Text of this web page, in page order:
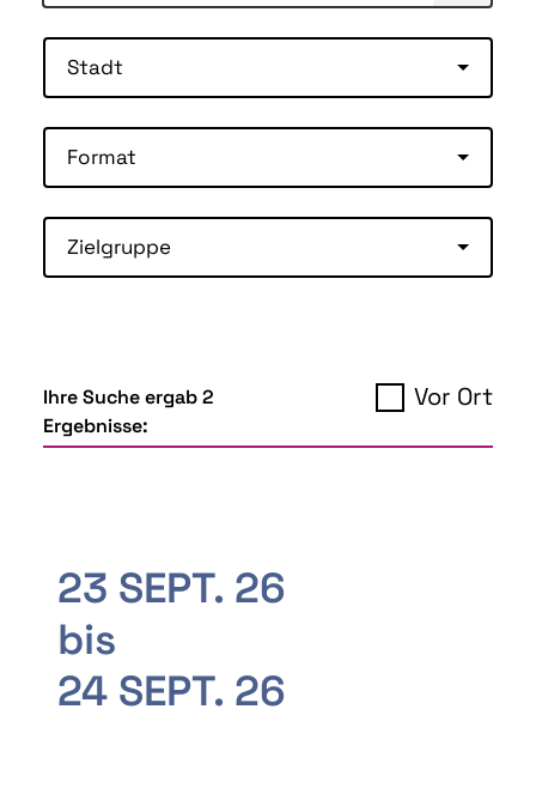
Stadt
Format
Zielgruppe
Ihre Suche ergab 2
Ergebnisse:
Vor Ort
23 SEPT. 26
bis
24 SEPT. 26